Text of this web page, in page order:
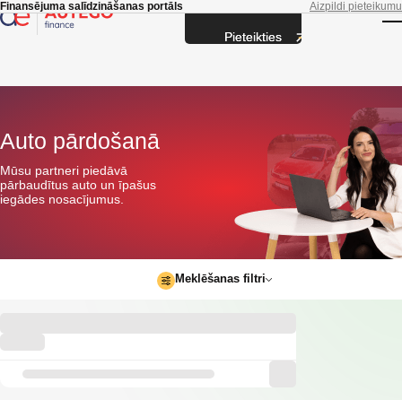
Skip to main content
Finansējuma salīdzināšanas portāls Aizpildi pieteikumu
Auto pārdošanā
Mūsu partneri piedāvā
pārbaudītus auto un īpašus
iegādes nosacījumus.
Meklēšanas filtri